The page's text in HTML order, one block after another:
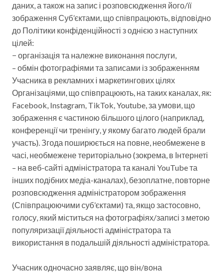
даних, а також на запис і розповсюдження його/її
зображення Суб’єктами, що співпрацюють, відповідно
до Політики конфіденційності з однією з наступних
цілей:
− організація та належне виконання послуги,
– обмін фотографіями та записами із зображенням
Учасника в рекламних і маркетингових цілях
Організаціями, що співпрацюють, на таких каналах, як:
Facebook, Instagram, TikTok, Youtube, за умови, що
зображення є частиною більшого цілого (наприклад,
конференції чи тренінгу, у якому багато людей брали
участь). Згода поширюється на повне, необмежене в
часі, необмежене територіально (зокрема, в Інтернеті
– на веб-сайті адміністратора та каналі YouTube та
інших подібних медіа-каналах), безоплатне, повторне
розповсюдження адміністратором зображення
(Співпрацюючими суб’єктами) та, якщо застосовно,
голосу, який міститься на фотографіях/записі з метою
популяризації діяльності адміністратора та
використання в подальшій діяльності адміністратора.
Учасник одночасно заявляє, що він/вона